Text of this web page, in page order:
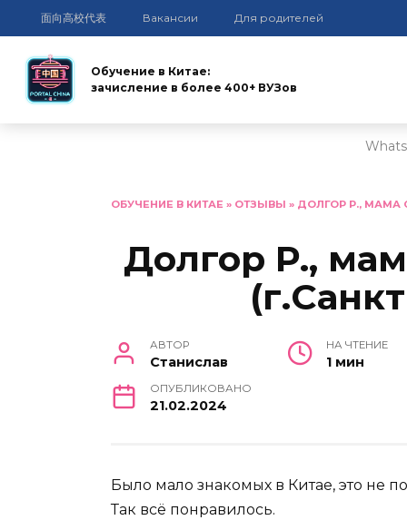
面向高校代表 Вакансии Для родителей
Обучение в Китае:
зачисление в более 400+ ВУЗов
ОБУЧЕНИЕ В КИТАЕ » ОТЗЫВЫ » ДОЛГОР Р., МАМА
Долгор Р.,
АВТОР
Станислав
НА ЧТЕНИЕ
1 мин
ОПУБЛИКОВАНО
21.02.2024
Было мало знакомых в Китае, это не
Так всё понравилось.